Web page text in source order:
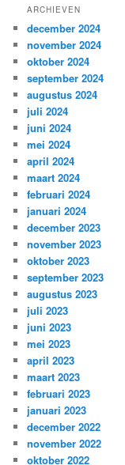
ARCHIEVEN
december 2024
november 2024
oktober 2024
september 2024
augustus 2024
juli 2024
juni 2024
mei 2024
april 2024
maart 2024
februari 2024
januari 2024
december 2023
november 2023
oktober 2023
september 2023
augustus 2023
juli 2023
juni 2023
mei 2023
april 2023
maart 2023
februari 2023
januari 2023
december 2022
november 2022
oktober 2022